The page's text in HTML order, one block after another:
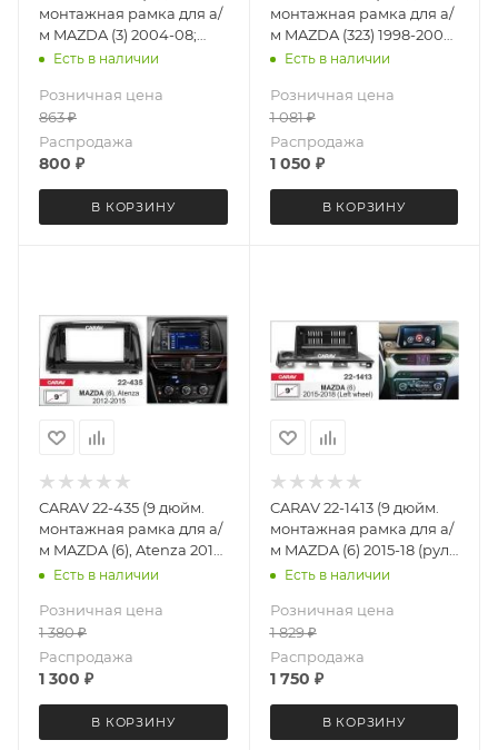
монтажная рамка для а/
м MAZDA (3) 2004-08;
Axela 2006-08 (с
Есть в наличии
Розничная цена
863₽
Распродажа
800 ₽
В КОРЗИНУ
монтажная рамка для а/
м MAZDA (323) 1998-2003;
Protege 1999-2003;
/HAIMA Freema 2011-14
/FORD Laser 98-07
Есть в наличии
Розничная цена
1 081₽
Распродажа
1 050 ₽
В КОРЗИНУ
CARAV 22-435 (9 дюйм.
монтажная рамка для а/
м MAZDA (6), Atenza 2012-
15 Есть в наличии
Розничная цена
1 380₽
Распродажа
1 300 ₽
В КОРЗИНУ
CARAV 22-1413 (9 дюйм.
монтажная рамка для а/
м MAZDA (6) 2015-18 (руль
слева)
Есть в наличии
Розничная цена
1 829₽
Распродажа
1 750 ₽
В КОРЗИНУ